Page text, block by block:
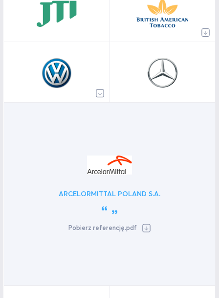
ARCELORMITTAL POLAND S.A.
Pobierz referencję.pdf